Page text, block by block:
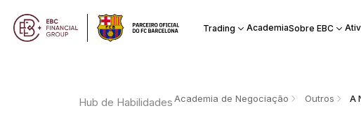
Trading AcademiaSobre EBC
Hub de Habilidades Academia de Negociação Outros